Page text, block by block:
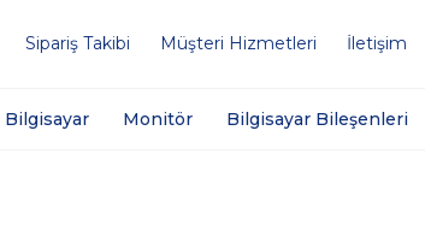
Sipariş Takibi Müşteri Hizmetleri İletişim
Bilgisayar Monitör Bilgisayar Bileşenleri